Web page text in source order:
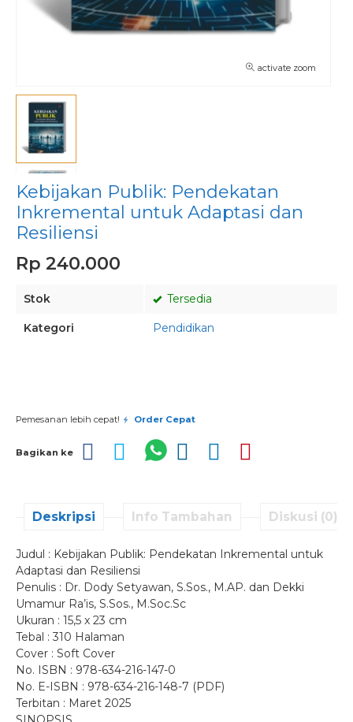
activate zoom
Kebijakan Publik: Pendekatan
Inkremental untuk Adaptasi dan
Resiliensi
Rp 240.000
Stok Tersedia
Kategori Pendidikan
Pemesanan lebih cepat! Order Cepat
Bagikan ke
Deskripsi Info Tambahan Diskusi (0)
Judul : Kebijakan Publik: Pendekatan Inkremental untuk
Adaptasi dan Resiliensi
Penulis : Dr. Dody Setyawan, S.Sos., M.AP. dan Dekki
Umamur Ra’is, S.Sos., M.Soc.Sc
Ukuran : 15,5 x 23 cm
Tebal : 310 Halaman
Cover : Soft Cover
No. ISBN : 978-634-216-147-0
No. E-ISBN : 978-634-216-148-7 (PDF)
Terbitan : Maret 2025